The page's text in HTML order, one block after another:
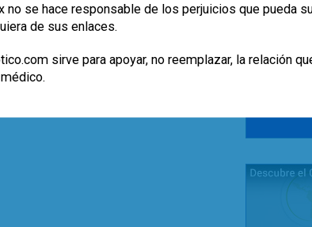
no se hace responsable de los perjuicios que pueda
de sus enlaces.
sirve para apoyar, no reemplazar, la relación